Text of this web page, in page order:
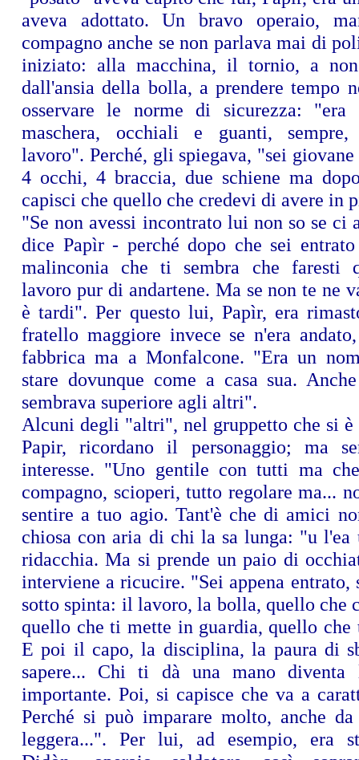
aveva adottato. Un bravo operaio,
compagno anche se non parlava mai di
iniziato: alla macchina, il tornio, a
dall'ansia della bolla, a prendere tempo
osservare le norme di sicurezza: "era
maschera, occhiali e guanti, sempre,
lavoro". Perché, gli spiegava, "sei
4 occhi, 4 braccia, due schiene ma
capisci che quello che credevi di avere in
"Se non avessi incontrato lui non so se
dice Papìr - perché dopo che sei
malinconia che ti sembra che faresti
lavoro pur di andartene. Ma se non te ne
è tardi". Per questo lui, Papìr, era
fratello maggiore invece se n'era
fabbrica ma a Monfalcone. "Era un
stare dovunque come a casa sua.
sembrava superiore agli altri".
Alcuni degli "altri", nel gruppetto che si è
Papir, ricordano il personaggio; ma
interesse. "Uno gentile con tutti ma
compagno, scioperi, tutto regolare ma...
sentire a tuo agio. Tant'è che di amici
chiosa con aria di chi la sa lunga: "u l'ea
ridacchia. Ma si prende un paio di
interviene a ricucire. "Sei appena entrato,
sotto spinta: il lavoro, la bolla, quello che
quello che ti mette in guardia, quello che
E poi il capo, la disciplina, la paura di
sapere... Chi ti dà una mano diventa
importante. Poi, si capisce che va a
Perché si può imparare molto, anche
leggera...". Per lui, ad esempio, era